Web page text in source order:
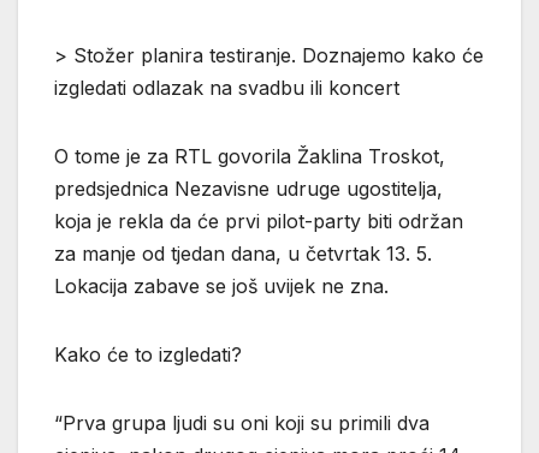
> Stožer planira testiranje. Doznajemo kako će
izgledati odlazak na svadbu ili koncert
O tome je za RTL govorila Žaklina Troskot,
predsjednica Nezavisne udruge ugostitelja,
koja je rekla da će prvi pilot-party biti održan
za manje od tjedan dana, u četvrtak 13. 5.
Lokacija zabave se još uvijek ne zna.
Kako će to izgledati?
“Prva grupa ljudi su oni koji su primili dva